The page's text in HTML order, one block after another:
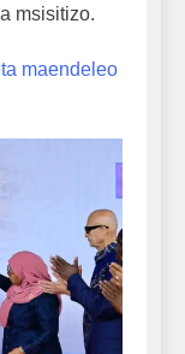
msisitizo.
maendeleo